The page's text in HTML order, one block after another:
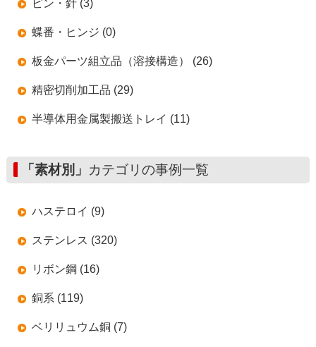
ピン・針 (3)
蝶番・ヒンジ (0)
板金パーツ組立品（溶接構造） (26)
精密切削加工品 (29)
半導体用金属製搬送トレイ (11)
「素材別」 カテゴリの事例一覧
ハステロイ (9)
ステンレス (320)
リボン鋼 (16)
銅系 (119)
ベリリュウム銅 (7)